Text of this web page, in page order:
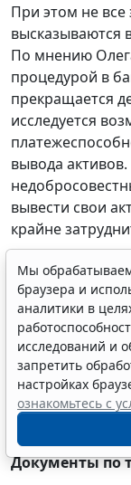
При этом не
высказываются
По мнению
процедурой в
прекращается
исследуется
вывода
вывести свои
крайне
Авторы:
Теги:
2021
правоприменение
ФНС России
Дмитрий
Ксения Хлопотова
Светлана Гузь,
Источник:
Читать ГАРАНТ.РУ в
Документы по
Мы
браузера и
аналитики в
исследований и
запретить
настройках
ознакомьтесь с